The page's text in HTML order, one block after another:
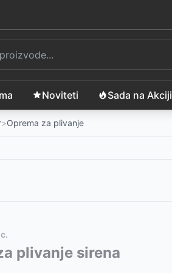
Noviteti Sada na Akciji
>Oprema za plivanje
plivanje sirena